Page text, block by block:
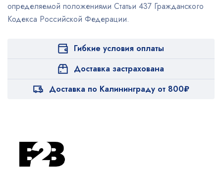
определяемой положениями Статьи 437 Гражданского
Кодекса Российской Федерации.
Гибкие условия оплаты
Доставка застрахована
Доставка по Калининграду от 800₽